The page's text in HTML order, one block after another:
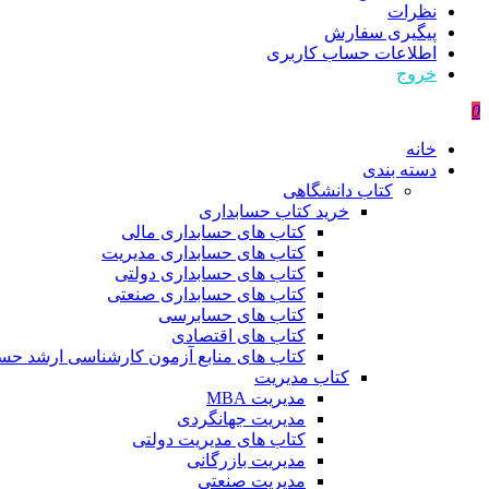
نظرات
پیگیری سفارش
اطلاعات حساب كاربری
خروج
0
خانه
دسته بندی
کتاب دانشگاهی
خرید کتاب حسابداری
کتاب های حسابداری مالی
کتاب های حسابداری مدیریت
کتاب های حسابداری دولتی
کتاب های حسابداری صنعتی
کتاب های حسابرسی
کتاب های اقتصادی
کتاب های منابع آزمون کارشناسی ارشد
کتاب مدیریت
مدیریت MBA
مدیریت جهانگردی
کتاب های مدیریت دولتی
مدیریت بازرگانی
مدیریت صنعتی